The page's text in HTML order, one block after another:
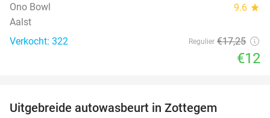
Ono Bowl 9.6 star
Aalst
Verkocht: 322
Regulier €17,25
€12
Uitgebreide autowasbeurt in Zottegem